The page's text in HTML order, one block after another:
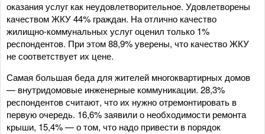
оказания услуг как неудовлетворительное. Удовлетворены
качеством ЖКУ 44% граждан. На отлично качество
жилищно-коммунальных услуг оценил только 1%
респондентов. При этом 88,9% уверены, что качество ЖКУ
не соответствует их цене.
Самая большая беда для жителей многоквартирных домов
— внутридомовые инженерные коммуникации. 28,3%
респондентов считают, что их нужно отремонтировать в
первую очередь. 16,6% заявили о необходимости ремонта
крыши, 15,4% — о том, что надо привести в порядок